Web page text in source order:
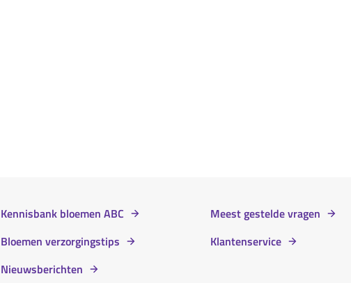
Kennisbank bloemen ABC
Bloemen verzorgingstips
Nieuwsberichten
Meest gestelde vragen
Klantenservice